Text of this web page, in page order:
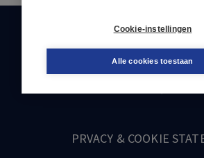
Cookie-instellingen
Alle cookies toestaan
KLANTENSERVICE
088-0301000
PRVACY & COOKIE